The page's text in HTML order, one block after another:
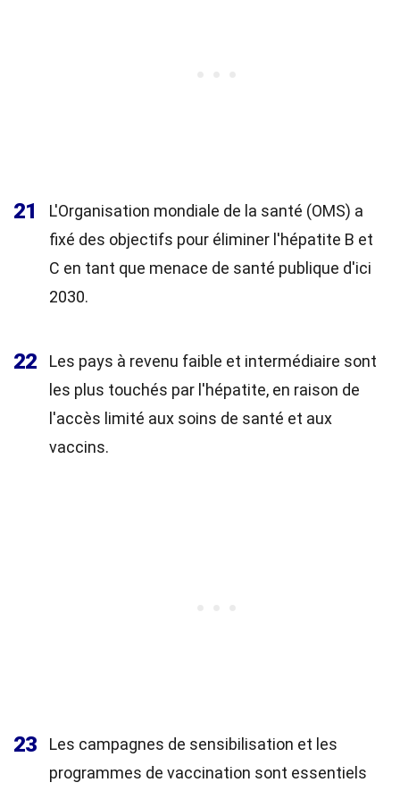
21
L'Organisation mondiale de la santé (OMS) a
fixé des objectifs pour éliminer l'hépatite B et
C en tant que menace de santé publique d'ici
2030.
22
Les pays à revenu faible et intermédiaire sont
les plus touchés par l'hépatite, en raison de
l'accès limité aux soins de santé et aux
vaccins.
23
Les campagnes de sensibilisation et les
programmes de vaccination sont essentiels